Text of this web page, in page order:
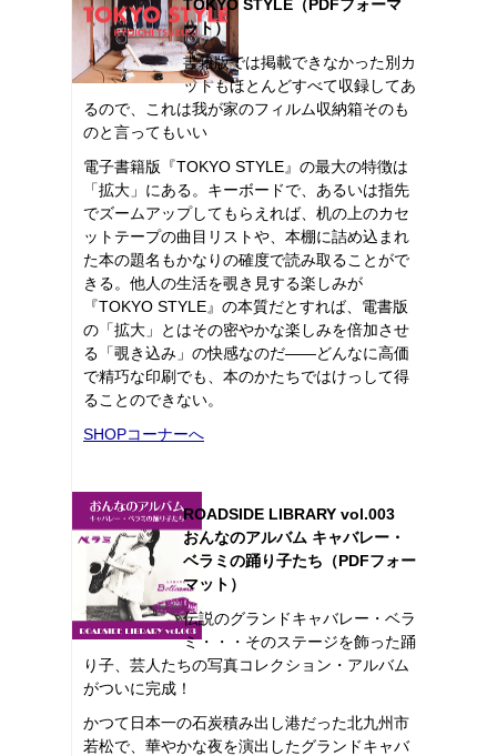
TOKYO STYLE（PDFフォーマ
ット）
書籍版では掲載できなかった別カ
ットもほとんどすべて収録してあ
るので、これは我が家のフィルム収納箱そのも
のと言ってもいい
電子書籍版『TOKYO STYLE』の最大の特徴は
「拡大」にある。キーボードで、あるいは指先
でズームアップしてもらえれば、机の上のカセ
ットテープの曲目リストや、本棚に詰め込まれ
た本の題名もかなりの確度で読み取ることがで
きる。他人の生活を覗き見する楽しみが
『TOKYO STYLE』の本質だとすれば、電書版
の「拡大」とはその密やかな楽しみを倍加させ
る「覗き込み」の快感なのだ――どんなに高価
で精巧な印刷でも、本のかたちではけっして得
ることのできない。
SHOPコーナーへ
ROADSIDE LIBRARY vol.003
おんなのアルバム キャバレー・
ベラミの踊り子たち（PDFフォー
マット）
伝説のグランドキャバレー・ベラ
ミ・・・そのステージを飾った踊
り子、芸人たちの写真コレクション・アルバム
がついに完成！
かつて日本一の石炭積み出し港だった北九州市
若松で、華やかな夜を演出したグランドキャバ